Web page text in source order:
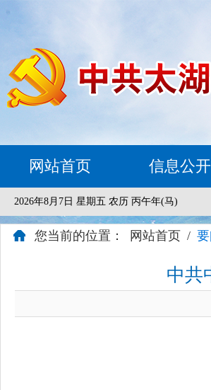
网站首页 信息公开
2026年8月7日 星期五 农历 丙午年(马)
您当前的位置： 网站首页 /
中共